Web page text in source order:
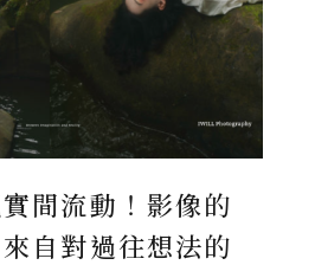
間流動！影像的
自對過往想法的